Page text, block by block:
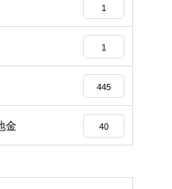
1
1
445
金 40